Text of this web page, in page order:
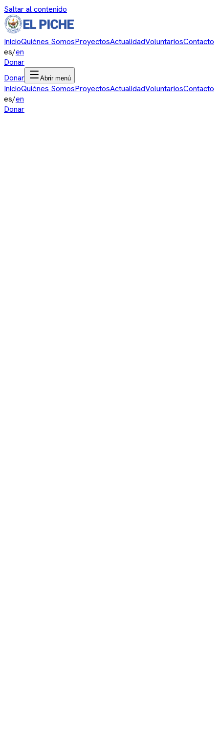
Saltar al contenido
InicioQuiénes SomosProyectosActualidadVoluntariosContacto
es/en
Donar
Donar
Abrir menú
InicioQuiénes SomosProyectosActualidadVoluntariosContacto
es/en
Donar